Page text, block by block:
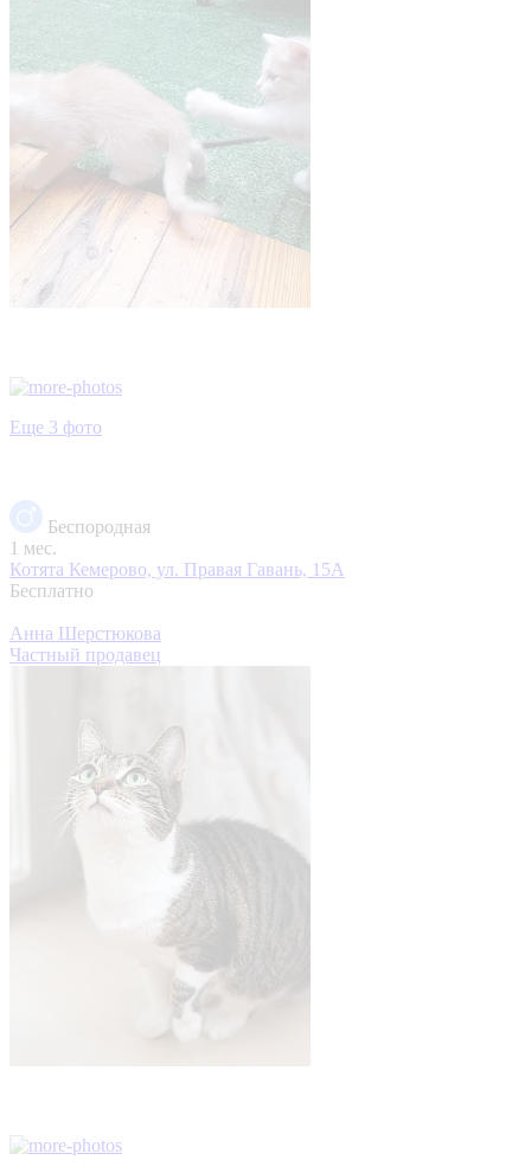
Еще 3 фото
Беспородная
1 мес.
Котята Кемерово, ул. Правая Гавань, 15А
Бесплатно
Анна Шерстюкова
Частный продавец